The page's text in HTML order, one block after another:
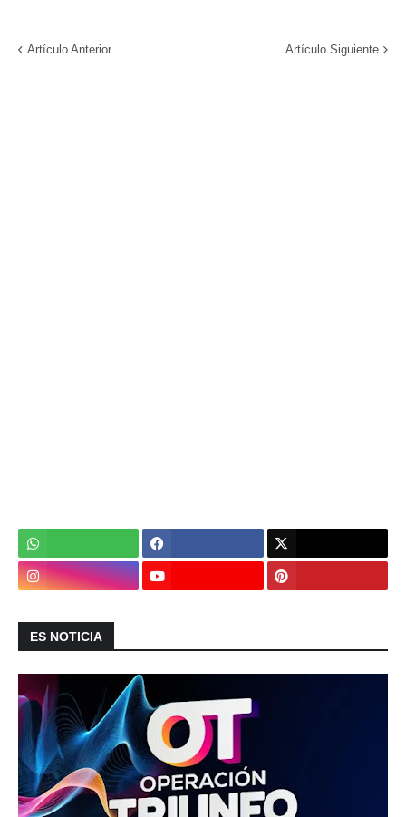
Artículo Anterior Artículo Siguiente
ES NOTICIA